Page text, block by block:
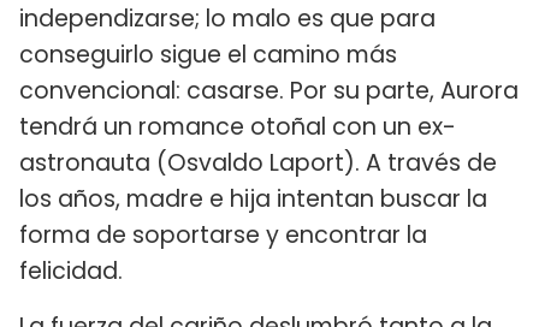
independizarse; lo malo es que para
conseguirlo sigue el camino más
convencional: casarse. Por su parte, Aurora
tendrá un romance otoñal con un ex-
astronauta (Osvaldo Laport). A través de
los años, madre e hija intentan buscar la
forma de soportarse y encontrar la
felicidad.